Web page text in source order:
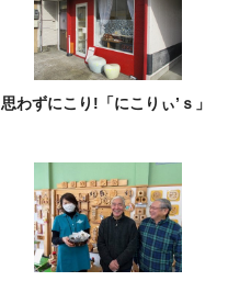
思わずにこり!「にこりぃ’ｓ」